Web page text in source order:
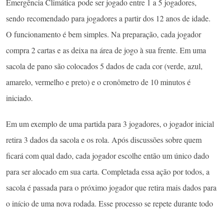
Emergência Climática pode ser jogado entre 1 a 5 jogadores,
sendo recomendado para jogadores a partir dos 12 anos de idade.
O funcionamento é bem simples. Na preparação, cada jogador
compra 2 cartas e as deixa na área de jogo à sua frente. Em uma
sacola de pano são colocados 5 dados de cada cor (verde, azul,
amarelo, vermelho e preto) e o cronômetro de 10 minutos é
iniciado.
Em um exemplo de uma partida para 3 jogadores, o jogador inicial
retira 3 dados da sacola e os rola. Após discussões sobre quem
ficará com qual dado, cada jogador escolhe então um único dado
para ser alocado em sua carta. Completada essa ação por todos, a
sacola é passada para o próximo jogador que retira mais dados para
o início de uma nova rodada. Esse processo se repete durante todo